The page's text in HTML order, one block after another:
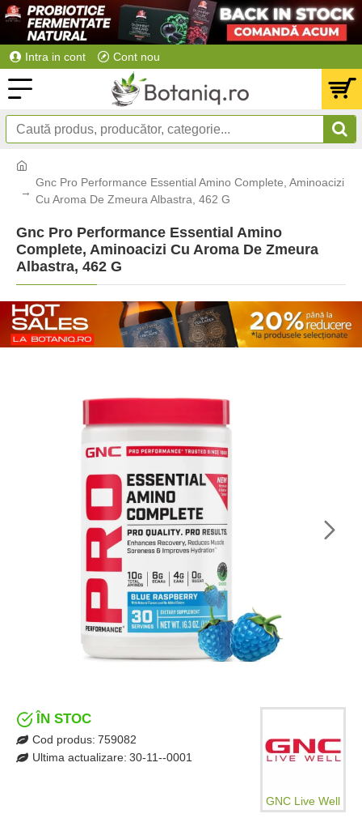
Intra in cont Cont nou
Gnc Pro Performance Essential Amino Complete, Aminoacizi
Cu Aroma De Zmeura Albastra, 462 G
Gnc Pro Performance Essential Amino
Complete, Aminoacizi Cu Aroma De Zmeura
Albastra, 462 G
ÎN STOC
Cod produs: 759082
Ultima actualizare: 30-11--0001
GNC Live Well